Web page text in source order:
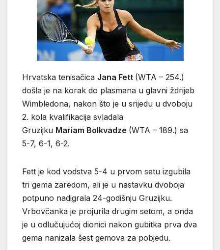
Hrvatska tenisačica Jana Fett (WTA – 254.)
došla je na korak do plasmana u glavni ždrijeb
Wimbledona, nakon što je u srijedu u dvoboju
2. kola kvalifikacija svladala
Gruzijku Mariam Bolkvadze (WTA – 189.) sa
5-7, 6-1, 6-2.
Fett je kod vodstva 5-4 u prvom setu izgubila
tri gema zaredom, ali je u nastavku dvoboja
potpuno nadigrala 24-godišnju Gruzijku.
Vrbovčanka je projurila drugim setom, a onda
je u odlučujućoj dionici nakon gubitka prva dva
gema nanizala šest gemova za pobjedu.